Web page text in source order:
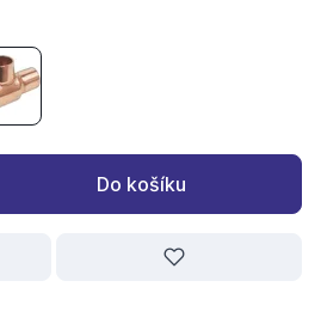
15 -12-15 reduk.
redukovaný 15 -18-15 reduk.
CU T-kus 5130 redukovaný 15 -22-15
Do košíku